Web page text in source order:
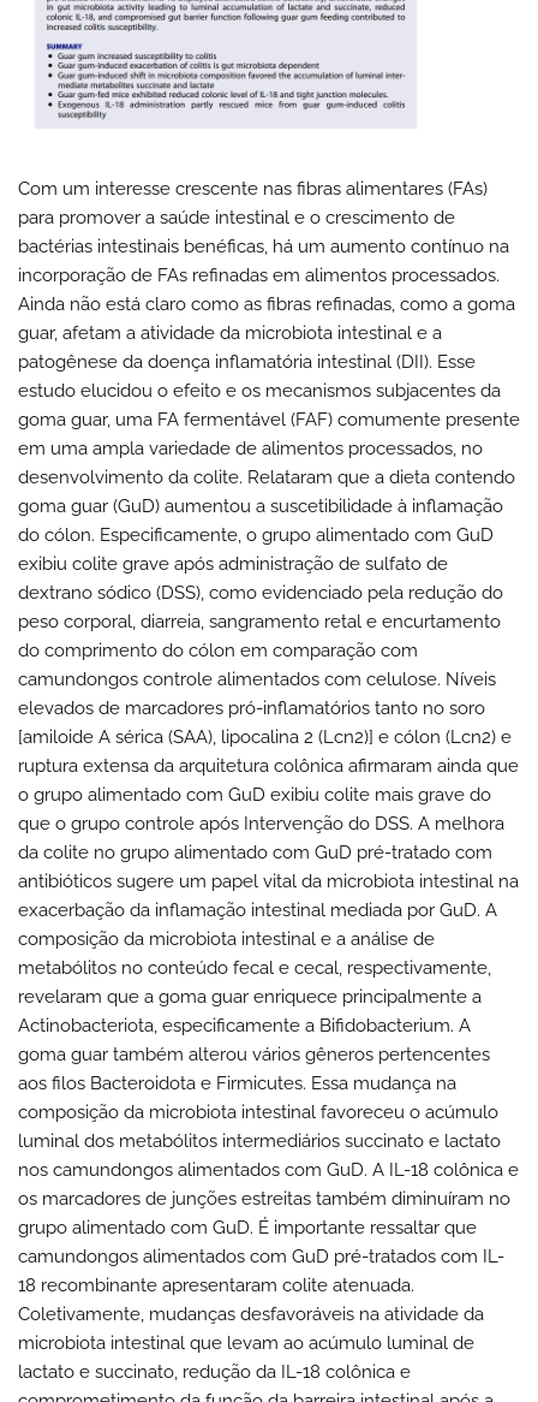
Com um interesse crescente nas fibras alimentares (FAs)
para promover a saúde intestinal e o crescimento de
bactérias intestinais benéficas, há um aumento contínuo na
incorporação de FAs refinadas em alimentos processados.
Ainda não está claro como as fibras refinadas, como a goma
guar, afetam a atividade da microbiota intestinal e a
patogênese da doença inflamatória intestinal (DII). Esse
estudo elucidou o efeito e os mecanismos subjacentes da
goma guar, uma FA fermentável (FAF) comumente presente
em uma ampla variedade de alimentos processados, no
desenvolvimento da colite. Relataram que a dieta contendo
goma guar (GuD) aumentou a suscetibilidade à inflamação
do cólon. Especificamente, o grupo alimentado com GuD
exibiu colite grave após administração de sulfato de
dextrano sódico (DSS), como evidenciado pela redução do
peso corporal, diarreia, sangramento retal e encurtamento
do comprimento do cólon em comparação com
camundongos controle alimentados com celulose. Níveis
elevados de marcadores pró-inflamatórios tanto no soro
[amiloide A sérica (SAA), lipocalina 2 (Lcn2)] e cólon (Lcn2) e
ruptura extensa da arquitetura colônica afirmaram ainda que
o grupo alimentado com GuD exibiu colite mais grave do
que o grupo controle após Intervenção do DSS. A melhora
da colite no grupo alimentado com GuD pré-tratado com
antibióticos sugere um papel vital da microbiota intestinal na
exacerbação da inflamação intestinal mediada por GuD. A
composição da microbiota intestinal e a análise de
metabólitos no conteúdo fecal e cecal, respectivamente,
revelaram que a goma guar enriquece principalmente a
Actinobacteriota, especificamente a Bifidobacterium. A
goma guar também alterou vários gêneros pertencentes
aos filos Bacteroidota e Firmicutes. Essa mudança na
composição da microbiota intestinal favoreceu o acúmulo
luminal dos metabólitos intermediários succinato e lactato
nos camundongos alimentados com GuD. A IL-18 colônica e
os marcadores de junções estreitas também diminuíram no
grupo alimentado com GuD. É importante ressaltar que
camundongos alimentados com GuD pré-tratados com IL-
18 recombinante apresentaram colite atenuada.
Coletivamente, mudanças desfavoráveis na atividade da
microbiota intestinal que levam ao acúmulo luminal de
lactato e succinato, redução da IL-18 colônica e